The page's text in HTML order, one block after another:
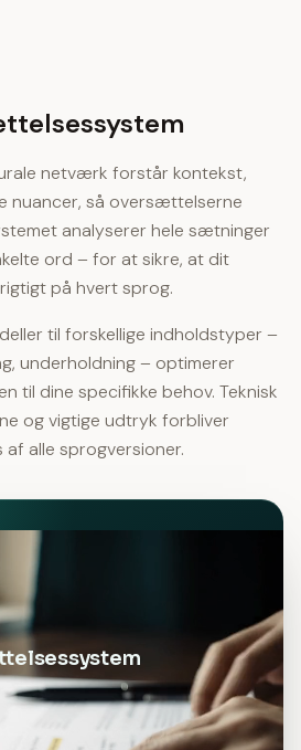
netværk forstår kontekst,
nuancer, så oversættelserne
analyserer hele sætninger
ord – for at sikre, at dit
på hvert sprog.
til forskellige indholdstyper –
underholdning – optimerer
til dine specifikke behov. Teknisk
og vigtige udtryk forbliver
alle sprogversioner.